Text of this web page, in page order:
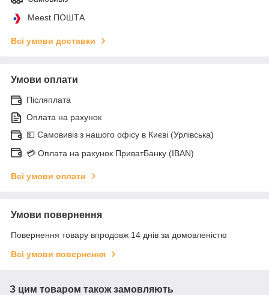
Meest ПОШТА
Всі умови доставки
Умови оплати
Післяплата
Оплата на рахунок
💵 Самовивіз з нашого офісу в Києві (Урлівська)
💳 Оплата на рахунок ПриватБанку (IBAN)
Всі умови оплати
Умови повернення
Повернення товару впродовж 14 днів за домовленістю
Всі умови повернення
З цим товаром також замовляють